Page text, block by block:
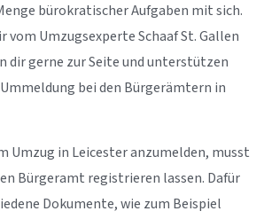
bürokratischer Aufgaben mit sich.
vom Umzugsexperte Schaaf St. Gallen
dir gerne zur Seite und unterstützen
bei den Bürgerämtern in
Umzug in Leicester anzumelden, musst
Bürgeramt registrieren lassen. Dafür
Dokumente, wie zum Beispiel